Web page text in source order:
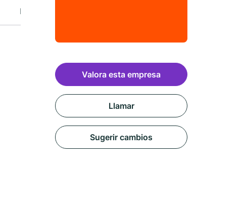
Medios
Valora esta empresa
Llamar
Sugerir cambios